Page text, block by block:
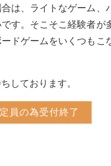
は、ライトなゲーム、
す。そこそこ経験者が
ドゲームをいくつもこ
しております。
定員の為受付終了